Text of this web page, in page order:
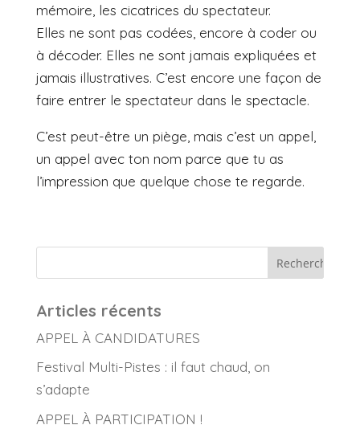
mémoire, les cicatrices du spectateur.
Elles ne sont pas codées, encore à coder ou
à décoder. Elles ne sont jamais expliquées et
jamais illustratives. C’est encore une façon de
faire entrer le spectateur dans le spectacle.
C’est peut-être un piège, mais c’est un appel,
un appel avec ton nom parce que tu as
l’impression que quelque chose te regarde.
Articles récents
APPEL À CANDIDATURES
Festival Multi-Pistes : il faut chaud, on
s’adapte
APPEL À PARTICIPATION !